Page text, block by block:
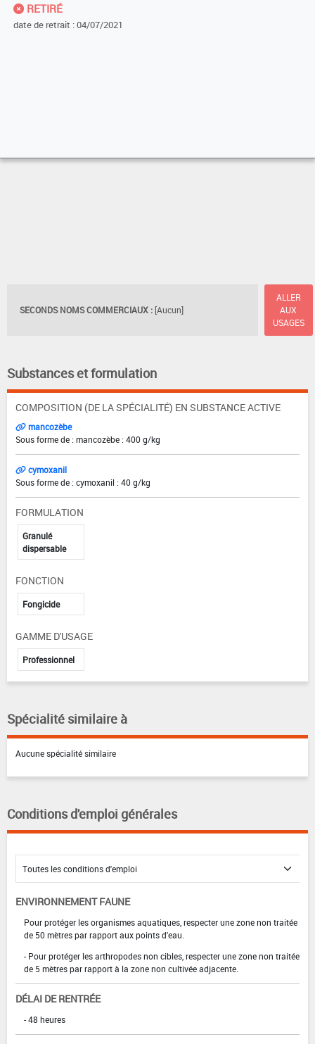
RETIRÉ
date de retrait : 04/07/2021
SECONDS NOMS COMMERCIAUX : [Aucun]
ALLER
AUX
USAGES
Substances et formulation
COMPOSITION (DE LA SPÉCIALITÉ) EN SUBSTANCE ACTIVE
mancozèbe
Sous forme de : mancozèbe : 400 g/kg
cymoxanil
Sous forme de : cymoxanil : 40 g/kg
FORMULATION
Granulé
dispersable
FONCTION
Fongicide
GAMME D'USAGE
Professionnel
Spécialité similaire à
Aucune spécialité similaire
Conditions d'emploi générales
ENVIRONNEMENT FAUNE
Pour protéger les organismes aquatiques, respecter une zone non traitée
de 50 mètres par rapport aux points d'eau.
- Pour protéger les arthropodes non cibles, respecter une zone non traitée
de 5 mètres par rapport à la zone non cultivée adjacente.
DÉLAI DE RENTRÉE
- 48 heures